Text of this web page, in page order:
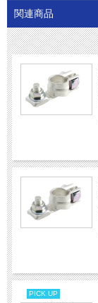
関連商品
PICK UP